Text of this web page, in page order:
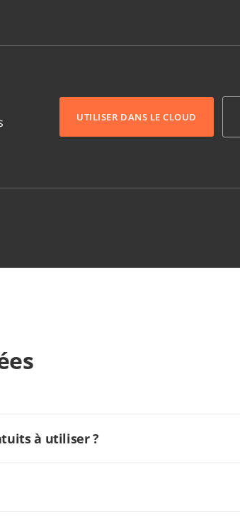
UTILISER DANS LE CLOUD
à utiliser ?